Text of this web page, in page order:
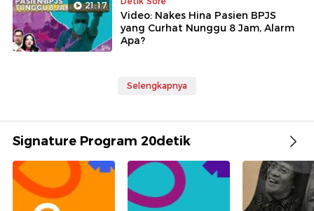
21:17
Video: Nakes Hina Pasien BPJS
yang Curhat Nunggu 8 Jam, Alarm
Apa?
Selengkapnya
Signature Program 20detik